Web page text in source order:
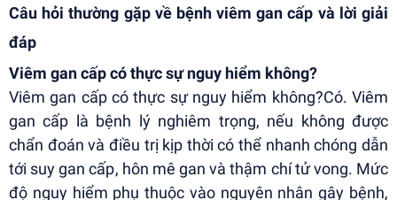
Câu hỏi thường gặp về bệnh viêm gan cấp và lời giải
đáp
Viêm gan cấp có thực sự nguy hiểm không?
Viêm gan cấp có thực sự nguy hiểm không?Có. Viêm
gan cấp là bệnh lý nghiêm trọng, nếu không được
chẩn đoán và điều trị kịp thời có thể nhanh chóng dẫn
tới suy gan cấp, hôn mê gan và thậm chí tử vong. Mức
độ nguy hiểm phụ thuộc vào nguyên nhân gây bệnh,